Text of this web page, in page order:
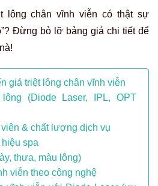
lông chân vĩnh viễn có thật sự
Đừng bỏ lỡ bảng giá chi tiết để
giá triệt lông chân vĩnh viễn
(Diode Laser, IPL, OPT
& chất lượng dịch vụ
spa
thưa, màu lông)
viễn theo công nghệ